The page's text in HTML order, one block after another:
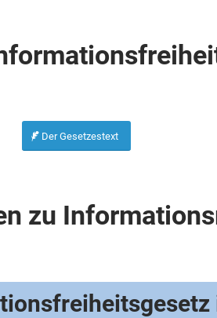
Der Gesetzestext
zu